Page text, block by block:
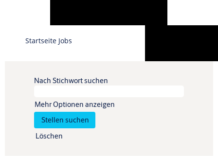
Startseite Jobs
Nach Stichwort suchen
Mehr Optionen anzeigen
Löschen